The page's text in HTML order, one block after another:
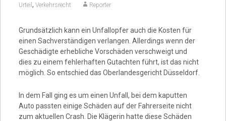
Urteil , Verkehrsrecht Reporter
Grundsätzlich kann ein Unfallopfer auch die Kosten für
einen Sachverständigen verlangen. Allerdings wenn der
Geschädigte erhebliche Vorschäden verschweigt und
dies zu einem fehlerhaften Gutachten führt, ist das nicht
möglich. So entschied das Oberlandesgericht Düsseldorf.
In dem Fall ging es um einen Unfall, bei dem kaputten
Auto passten einige Schäden auf der Fahrerseite nicht
zum aktuellen Crash. Die Klägerin hatte diese Schäden